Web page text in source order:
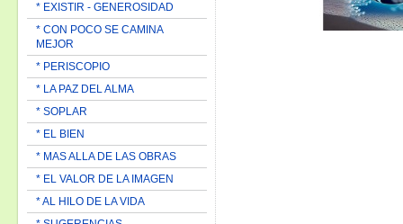
* EXISTIR - GENEROSIDAD
* CON POCO SE CAMINA
MEJOR
* PERISCOPIO
* LA PAZ DEL ALMA
* SOPLAR
* EL BIEN
* MAS ALLA DE LAS OBRAS
* EL VALOR DE LA IMAGEN
* AL HILO DE LA VIDA